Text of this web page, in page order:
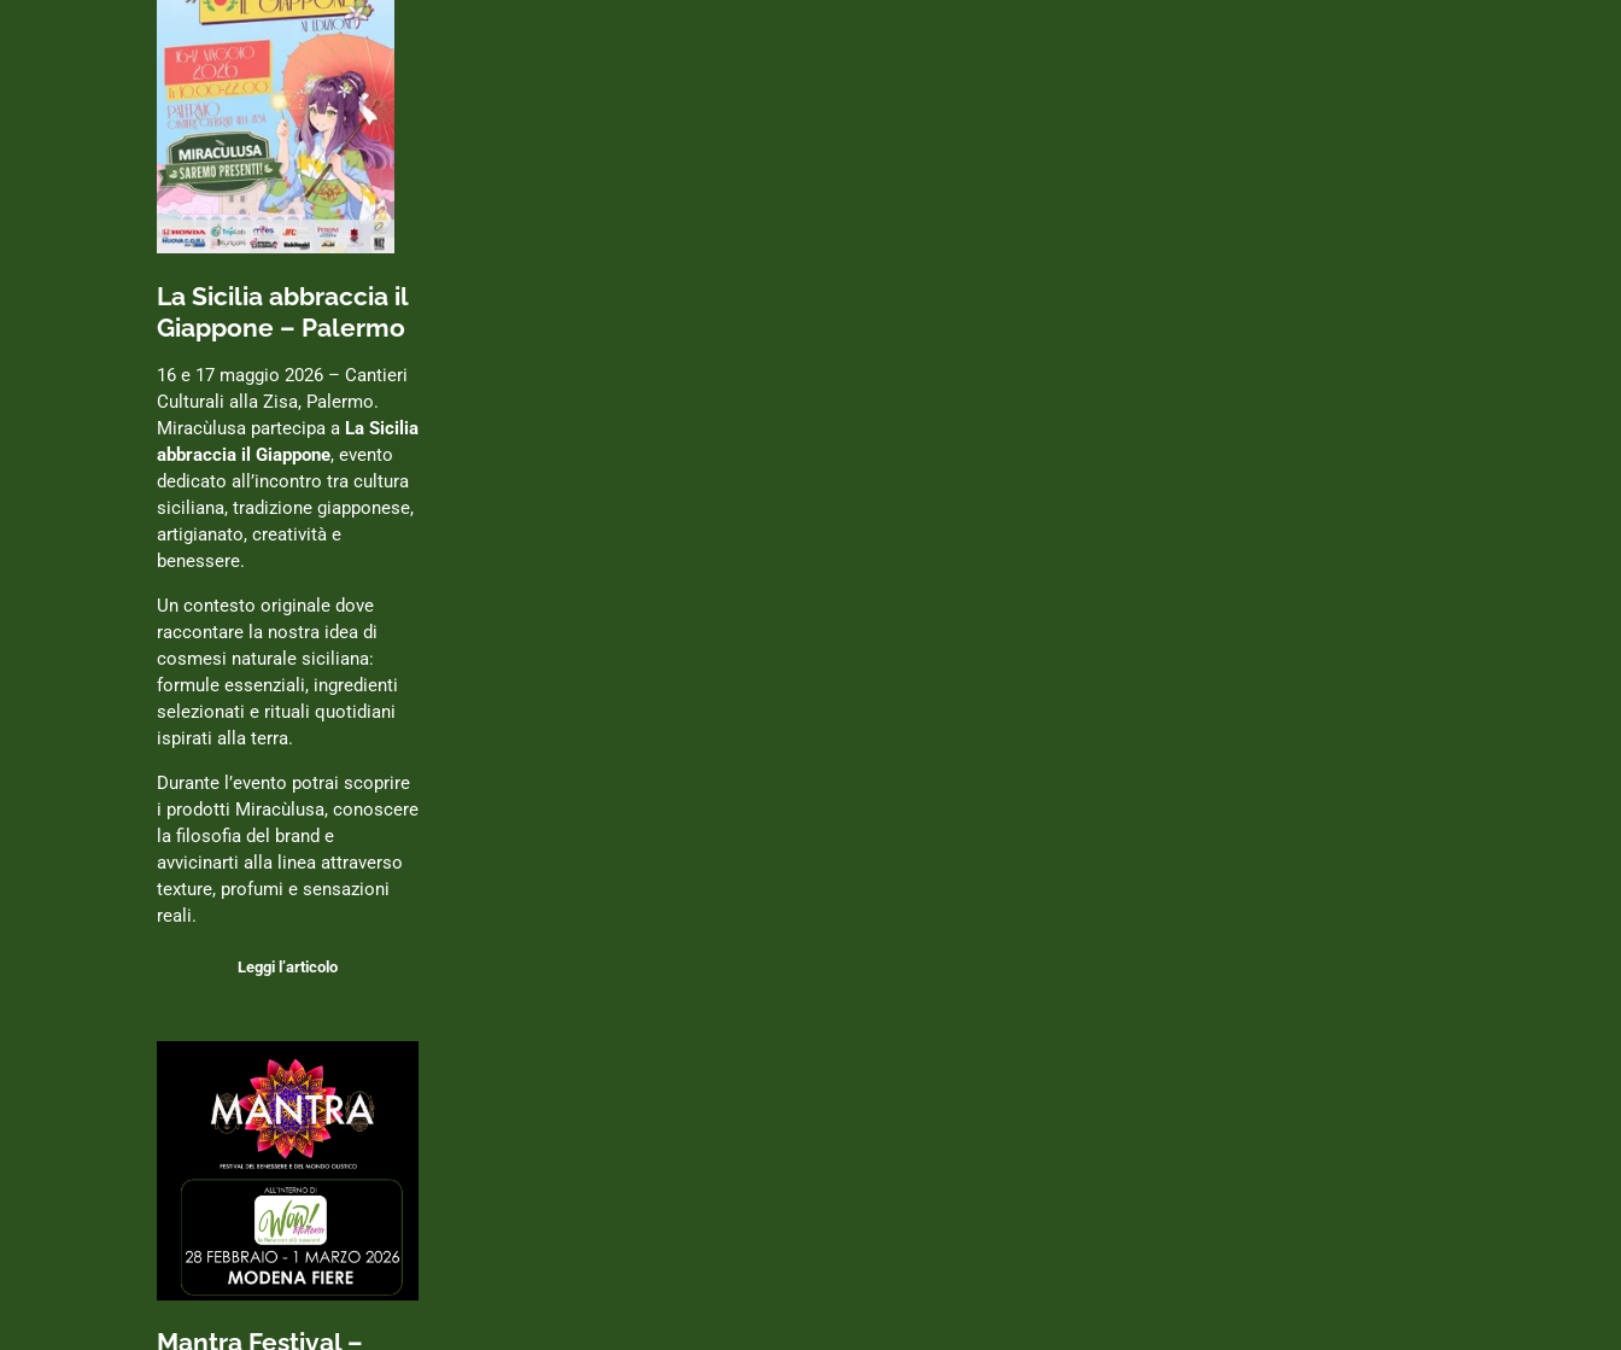
La Sicilia abbraccia il
Giappone – Palermo
16 e 17 maggio 2026 – Cantieri
Culturali alla Zisa, Palermo.
Miracùlusa partecipa a La Sicilia
abbraccia il Giappone, evento
dedicato all’incontro tra cultura
siciliana, tradizione giapponese,
artigianato, creatività e
benessere.
Un contesto originale dove
raccontare la nostra idea di
cosmesi naturale siciliana:
formule essenziali, ingredienti
selezionati e rituali quotidiani
ispirati alla terra.
Durante l’evento potrai scoprire
i prodotti Miracùlusa, conoscere
la filosofia del brand e
avvicinarti alla linea attraverso
texture, profumi e sensazioni
reali.
Leggi l’articolo
Mantra Festival –